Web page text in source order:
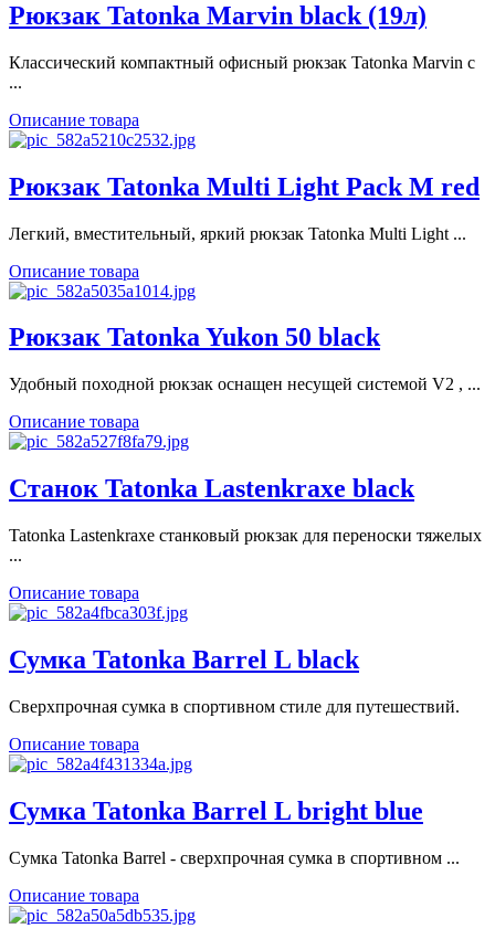
Рюкзак Tatonka Marvin black (19л)
Классический компактный офисный рюкзак Tatonka Marvin с
...
Описание товара
Рюкзак Tatonka Multi Light Pack M red
Легкий, вместительный, яркий рюкзак Tatonka Multi Light ...
Описание товара
Рюкзак Tatonka Yukon 50 black
Удобный походной рюкзак оснащен несущей системой V2 ​, ...
Описание товара
Станок Tatonka Lastenkraxe black
Tatonka Lastenkraxe станковый рюкзак для переноски тяжелых
...
Описание товара
Сумка Tatonka Barrel L black
Сверхпрочная сумка в спортивном стиле для путешествий.
Описание товара
Сумка Tatonka Barrel L bright blue
Сумка Tatonka Barrel - cверхпрочная сумка в спортивном ...
Описание товара